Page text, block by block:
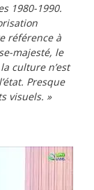
1980-1990.
référence à
majesté, le
culture n’est
Presque
visuels. »